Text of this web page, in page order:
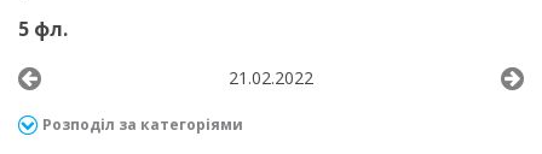
5 фл.
21.02.2022
Розподіл за категоріями